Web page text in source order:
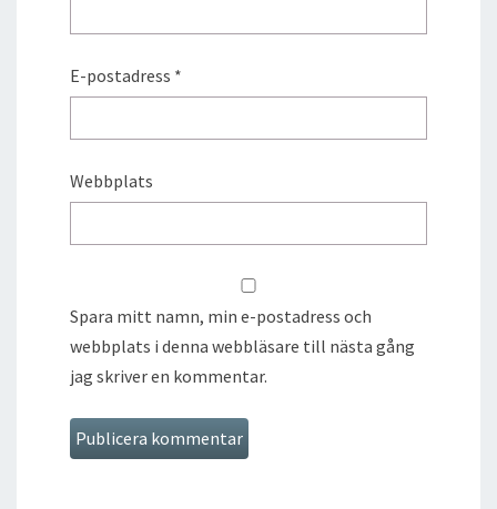
E-postadress *
Webbplats
Spara mitt namn, min e-postadress och
webbplats i denna webbläsare till nästa gång
jag skriver en kommentar.